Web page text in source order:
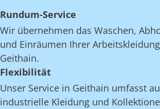
Rundum-Service
Wir übernehmen das Waschen,
und Einräumen Ihrer
Geithain.
Flexibilität
Unser Service in Geithain umfasst
industrielle Kleidung und